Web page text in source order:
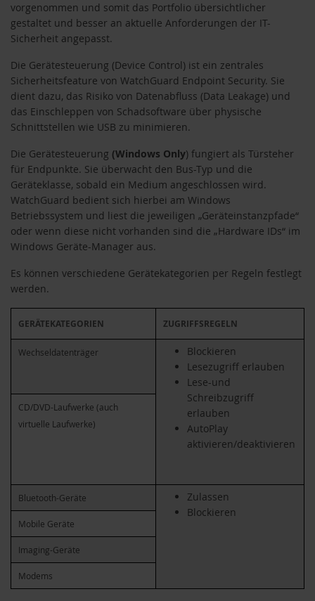
vorgenommen und somit das Portfolio übersichtlicher
gestaltet und besser an aktuelle Anforderungen der IT-
Sicherheit angepasst.
Die Gerätesteuerung (Device Control) ist ein zentrales
Sicherheitsfeature von WatchGuard Endpoint Security. Sie
dient dazu, das Risiko von Datenabfluss (Data Leakage) und
das Einschleppen von Schadsoftware über physische
Schnittstellen wie USB zu minimieren.
Die Gerätesteuerung (Windows Only) fungiert als Türsteher
für Endpunkte. Sie überwacht den Bus-Typ und die
Geräteklasse, sobald ein Medium angeschlossen wird.
WatchGuard bedient sich hierbei am Windows
Betriebssystem und liest die jeweiligen „Geräteinstanzpfade“
oder wenn diese nicht vorhanden sind die „Hardware IDs“ im
Windows Geräte-Manager aus.
Es können verschiedene Gerätekategorien per Regeln festlegt
werden.
GERÄTEKATEGORIEN ZUGRIFFSREGELN
Wechseldatenträger
Blockieren
Lesezugriff erlauben
Lese-und
Schreibzugriff
erlauben
AutoPlay
aktivieren/deaktivieren
CD/DVD-Laufwerke (auch
virtuelle Laufwerke)
Bluetooth-Geräte
Zulassen
Blockieren
Mobile Geräte
Imaging-Geräte
Modems